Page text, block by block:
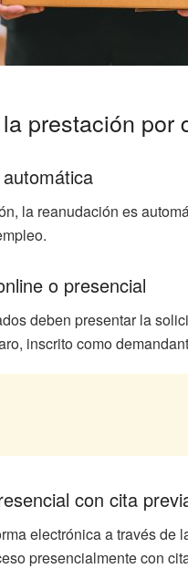
prestación por
la reanudación es
o presencial
deben presentar la
inscrito como
con cita
electrónica a través de
presencialmente con